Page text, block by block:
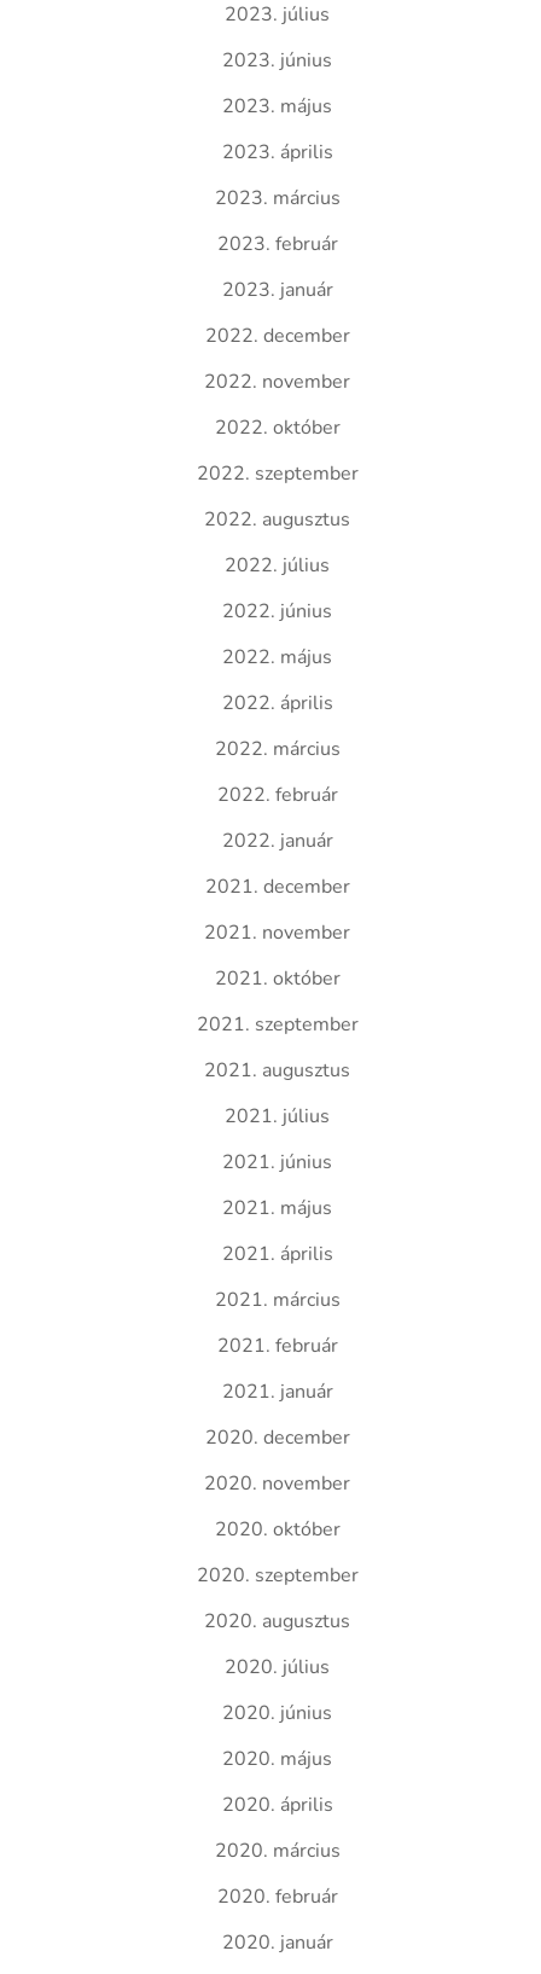
2023. július
2023. június
2023. május
2023. április
2023. március
2023. február
2023. január
2022. december
2022. november
2022. október
2022. szeptember
2022. augusztus
2022. július
2022. június
2022. május
2022. április
2022. március
2022. február
2022. január
2021. december
2021. november
2021. október
2021. szeptember
2021. augusztus
2021. július
2021. június
2021. május
2021. április
2021. március
2021. február
2021. január
2020. december
2020. november
2020. október
2020. szeptember
2020. augusztus
2020. július
2020. június
2020. május
2020. április
2020. március
2020. február
2020. január